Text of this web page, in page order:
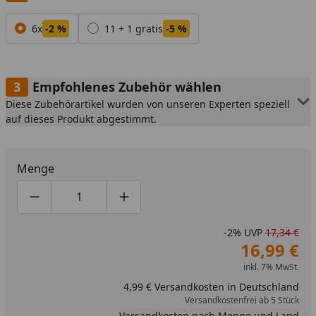
Alle anzeigen (2)
6x -2 % 11 + 1 gratis -5 %
Empfohlenes Zubehör wählen
Diese Zubehörartikel wurden von unseren Experten speziell
auf dieses Produkt abgestimmt.
Menge
Produktmenge um eins verringern
Produktmenge manuell eingeben
Produktmenge um eins erhöhen
-2% UVP 17,34 €
16,99 €
inkl. 7% MwSt.
4,99 € Versandkosten in Deutschland
Versandkostenfrei ab 5 Stück